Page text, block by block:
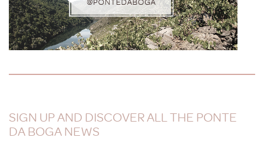
SIGN UP AND DISCOVER ALL THE PONTE
DA BOGA NEWS